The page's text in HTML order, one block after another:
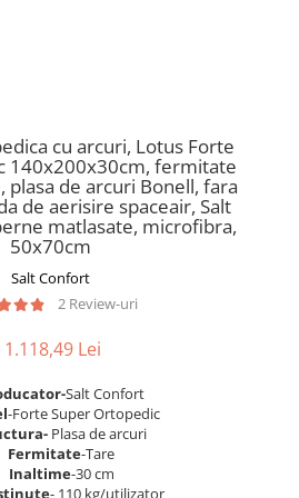
cu arcuri, Lotus Forte
140x200x30cm, fermitate
plasa de arcuri Bonell, fara
de aerisire spaceair, Salt
matlasate, microfibra,
50x70cm
Salt Confort
2 Review-uri
1.118,49 Lei
Salt Confort
-Forte Super Ortopedic
Plasa de arcuri
Fermitate-Tare
Inaltime-30 cm
- 110 kg/utilizator